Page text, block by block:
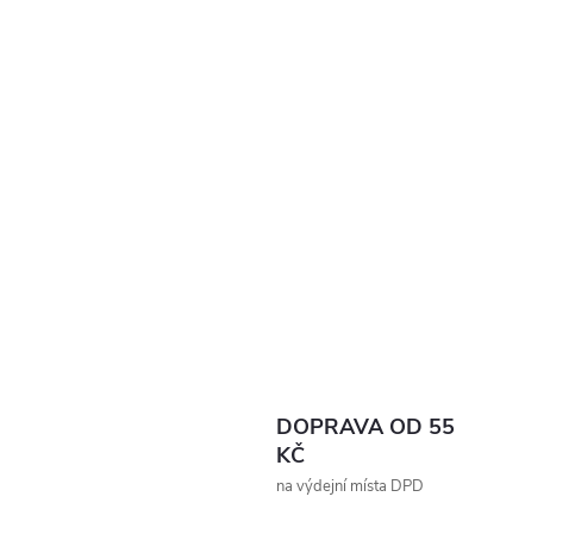
DOPRAVA OD 55
KČ
na výdejní místa DPD